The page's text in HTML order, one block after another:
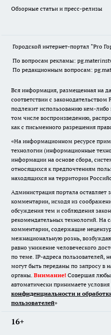
Обзорные статьи и пресс-релизы
Городской интернет-портал "Pro
По вопросам рекламы:
По редакционным вопросам:
Вся информация, размещенная на
соответствии с
подлежит использованию кем-
том числе воспроизведению,
как с письменного разрешения
«На информационном ресурсе
технологии (информационные
информации на основе сбора,
относящихся к предпочтениям
находящихся на территории
Администрация портала оставляет
комментарии, исходя из
обсуждения тем и соблюдения
рекомендательных технологий. На
комментарии, содержащие
межнациональную рознь,
равно унижение человеческого
по теме. IP-адреса пользователей,
могут быть переданы по запросу в
органы. Внимание! Совершая
автоматически принимаете условия
конфиденциальности и
пользователей»
16+